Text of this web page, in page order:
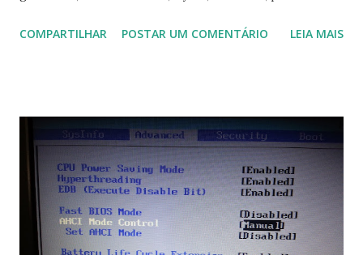
Na última versão 0.100, a coleção contém mais de 8.000
COMPARTILHAR POSTAR UM COMENTÁRIO LEIA MAIS